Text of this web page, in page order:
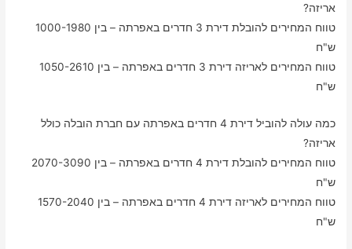
אריזה?
טווח המחירים להובלת דירת 3 חדרים באפרתה – בין 1000-1980
ש"ח
טווח המחירים לאריזה דירת 3 חדרים באפרתה – בין 1050-2610
ש"ח
כמה עולה להוביל דירת 4 חדרים באפרתה עם חברת הובלה כולל
אריזה?
טווח המחירים להובלת דירת 4 חדרים באפרתה – בין 2070-3090
ש"ח
טווח המחירים לאריזה דירת 4 חדרים באפרתה – בין 1570-2040
ש"ח